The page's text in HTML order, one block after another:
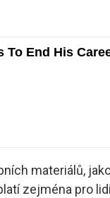
materiálů,
zejména pro